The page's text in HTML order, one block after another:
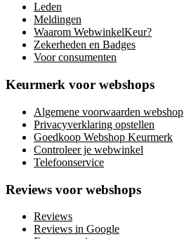
Leden
Meldingen
Waarom WebwinkelKeur?
Zekerheden en Badges
Voor consumenten
Keurmerk voor webshops
Algemene voorwaarden webshop
Privacyverklaring opstellen
Goedkoop Webshop Keurmerk
Controleer je webwinkel
Telefoonservice
Reviews voor webshops
Reviews
Reviews in Google